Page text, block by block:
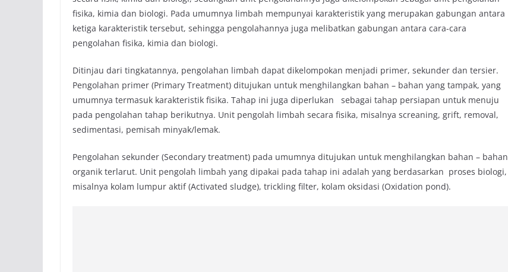
fisika, kimia dan biologi. Pada umumnya limbah mempunyai karakteristik yang merupakan gabungan antara
ketiga karakteristik tersebut, sehingga pengolahannya juga melibatkan gabungan antara cara-cara
pengolahan fisika, kimia dan biologi.
Ditinjau dari tingkatannya, pengolahan limbah dapat dikelompokan menjadi primer, sekunder dan tersier.
Pengolahan primer (Primary Treatment) ditujukan untuk menghilangkan bahan – bahan yang tampak, yang
umumnya termasuk karakteristik fisika. Tahap ini juga diperlukan sebagai tahap persiapan untuk menuju
pada pengolahan tahap berikutnya. Unit pengolah limbah secara fisika, misalnya screaning, grift, removal,
sedimentasi, pemisah minyak/lemak.
Pengolahan sekunder (Secondary treatment) pada umumnya ditujukan untuk menghilangkan bahan – bahan
organik terlarut. Unit pengolah limbah yang dipakai pada tahap ini adalah yang berdasarkan proses biologi,
misalnya kolam lumpur aktif (Activated sludge), trickling filter, kolam oksidasi (Oxidation pond).